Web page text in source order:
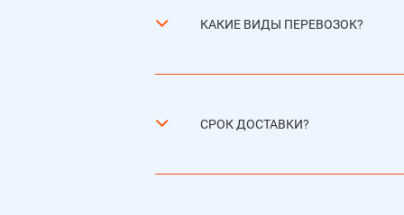
КАКИЕ ВИДЫ ПЕРЕВОЗОК?
СРОК ДОСТАВКИ?